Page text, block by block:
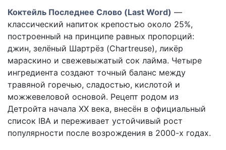
Коктейль Последнее Слово (Last Word) —
классический напиток крепостью около 25%,
построенный на принципе равных пропорций:
джин, зелёный Шартрёз (Chartreuse), ликёр
мараскино и свежевыжатый сок лайма. Четыре
ингредиента создают точный баланс между
травяной горечью, сладостью, кислотой и
можжевеловой основой. Рецепт родом из
Детройта начала XX века, внесён в официальный
список IBA и переживает устойчивый рост
популярности после возрождения в 2000-х годах.